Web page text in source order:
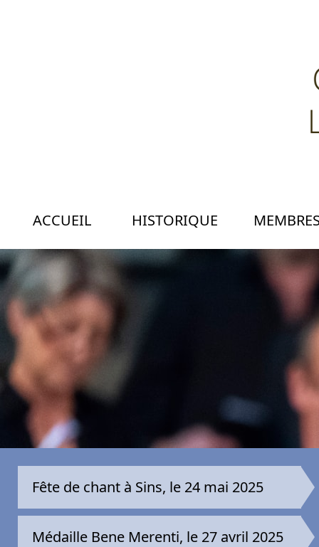
ACCUEIL HISTORIQUE
Fête de chant à Sins, le 24 mai 2025
Médaille Bene Merenti, le 27 avril 2025